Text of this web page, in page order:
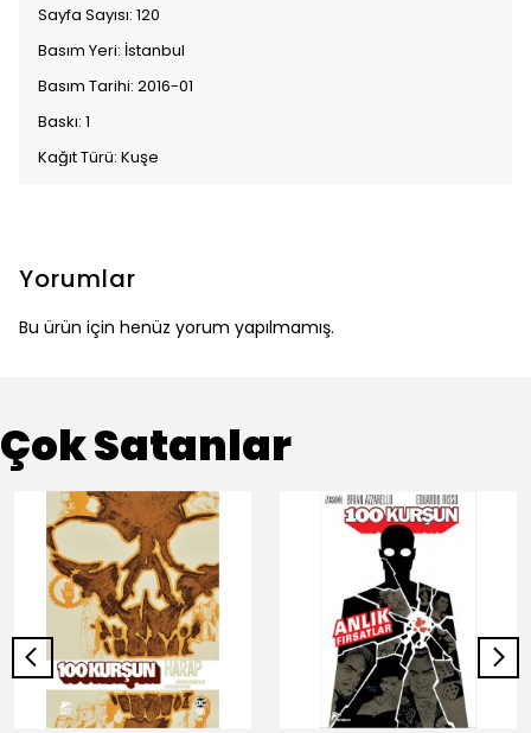
Sayfa Sayısı: 120
Basım Yeri: İstanbul
Basım Tarihi: 2016-01
Baskı: 1
Kağıt Türü: Kuşe
Yorumlar
Bu ürün için henüz yorum yapılmamış.
Çok Satanlar